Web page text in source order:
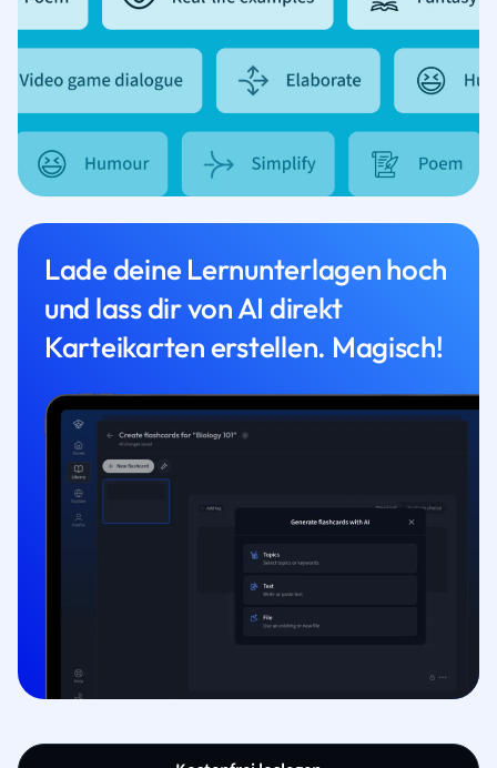
Lade deine Lernunterlagen hoch
und lass dir von AI direkt
Karteikarten erstellen. Magisch!